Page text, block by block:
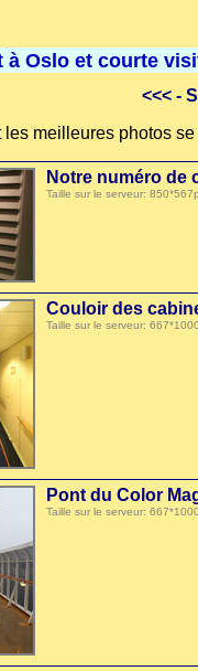
à Oslo et courte
<<<-
les meilleures photos
Notre numéro de
Taille sur le serveur:
Couloir des
Taille sur le serveur:
Pont du Color
Taille sur le serveur: